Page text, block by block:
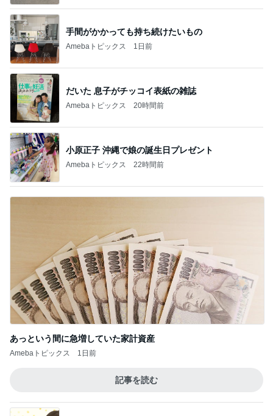
手間がかかっても持ち続けたいもの
Amebaトピックス 1日前
だいた 息子がチッコイ表紙の雑誌
Amebaトピックス 20時間前
小原正子 沖縄で娘の誕生日プレゼント
Amebaトピックス 22時間前
あっという間に急増していた家計資産
Amebaトピックス 1日前
記事を読む